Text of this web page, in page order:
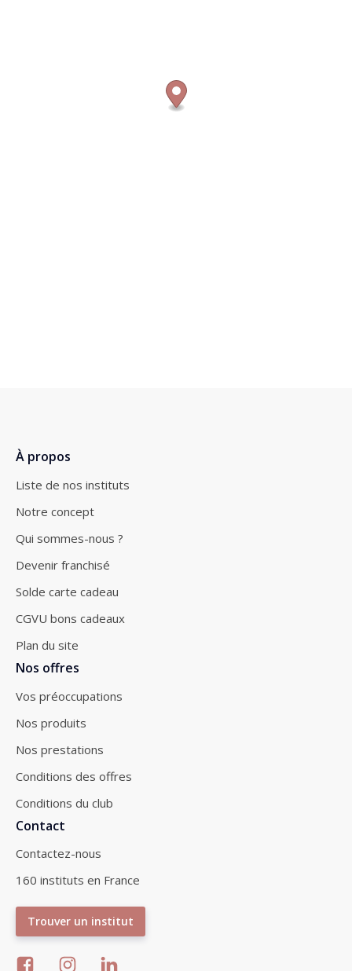
À propos
Liste de nos instituts
Notre concept
Qui sommes-nous ?
Devenir franchisé
Solde carte cadeau
CGVU bons cadeaux
Plan du site
Nos offres
Vos préoccupations
Nos produits
Nos prestations
Conditions des offres
Conditions du club
Contact
Contactez-nous
160 instituts en France
Trouver un institut